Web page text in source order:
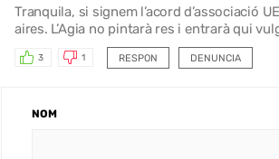
Tranquila, si signem l’acord d’associació
aires. L’Agia no pintarà res i entrarà qui
RESPON
3 1 DENUNCIA
NOM